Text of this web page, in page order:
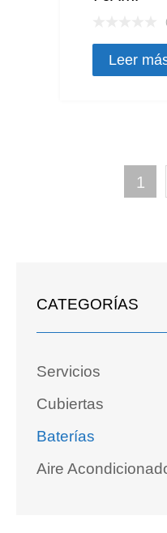
Leer
1
CATEGORÍAS
Servicios
Cubiertas
Baterías
Aire